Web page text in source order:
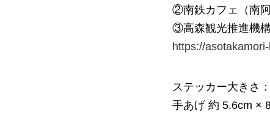
②南鉄カフェ（南
③高森観光推進機
https://
ステッカー大きさ：
手あげ 約 5.6cm ×